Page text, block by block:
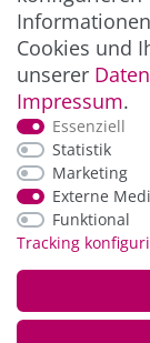
*Alle Preise inkl. der
und Versandkosten
Cookies und
unserer
Impressum.
Essenziell
Statistik
Marketing
Externe
Funktional
Tracking© Copyright